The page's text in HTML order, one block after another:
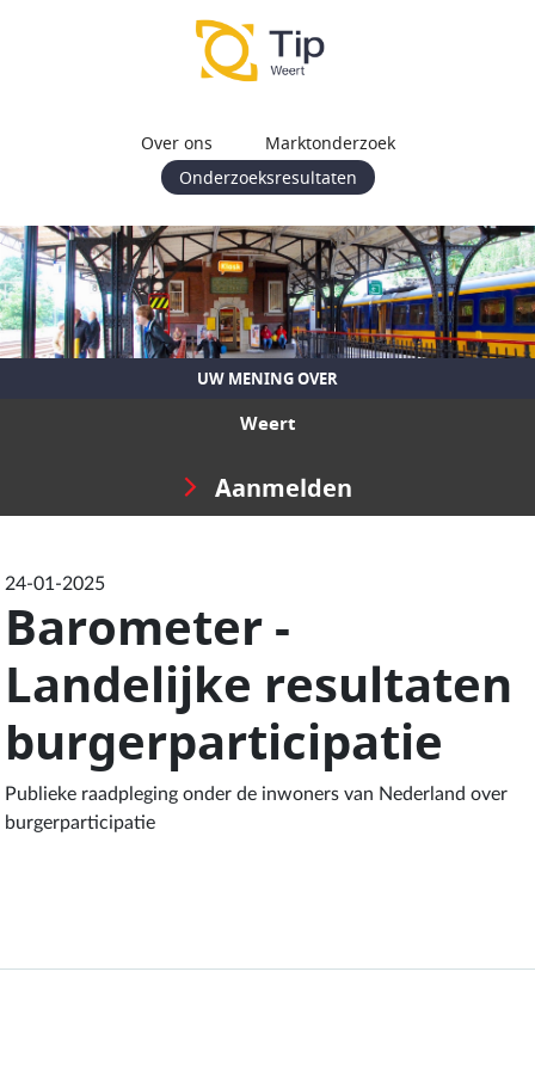
Over ons
Marktonderzoek
Onderzoeksresultaten
UW MENING OVER
Weert
Aanmelden
24-01-2025
Barometer -
Landelijke resultaten
burgerparticipatie
Publieke raadpleging onder de inwoners van Nederland over
burgerparticipatie